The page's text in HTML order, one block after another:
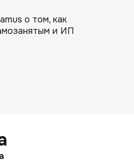
о том, как
и ИП